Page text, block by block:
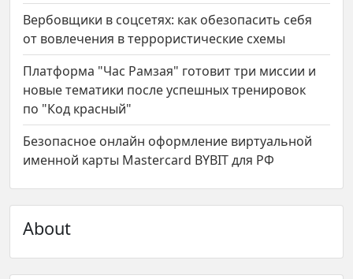
Вербовщики в соцсетях: как обезопасить себя
от вовлечения в террористические схемы
Платформа "Час Рамзая" готовит три миссии и
новые тематики после успешных тренировок
по "Код красный"
Безопасное онлайн оформление виртуальной
именной карты Mastercard BYBIT для РФ
About